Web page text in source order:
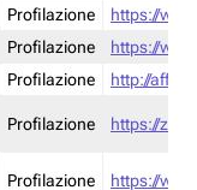
Profilazione
https://
Profilazione
https://
Profilazione
http://
Profilazione https://
Profilazione https://